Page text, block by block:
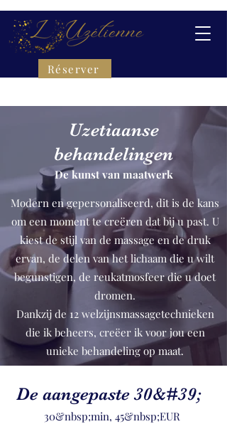
Réserver
Uzetiaanse
behandelingen
De kunst van maatwerk
Modern en gepersonaliseerd, dit is de kans
om een moment te creëren dat bij u past. U
kiest de stijl van de massage en de druk
ervan, de delen van het lichaam die u wilt
begunstigen, de reukatmosfeer die u doet
dromen.
Dankzij de 12 welzijnsmassagetechnieken
die ik beheers, creëer ik voor jou een
unieke behandeling op maat.
De aangepaste 30&#39;
30&nbsp;min, 45&nbsp;EUR